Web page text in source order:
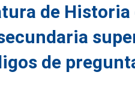
de Historia
de